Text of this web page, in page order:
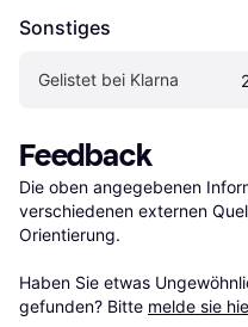
Sonstiges
Gelistet bei Klarna
Feedback
Die oben angegebenen
verschiedenen externen
Orientierung.
Haben Sie etwas
gefunden? Bitte melde sie